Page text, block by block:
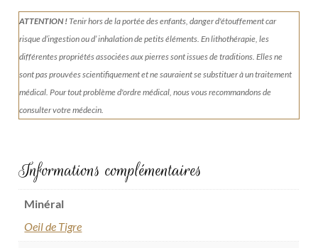
Tigre
ATTENTION !Tenirhors de la portée des enfants, danger d'étouffement car
risque d’ingestion ou d’ inhalation de petits éléments.En lithothérapie, les
différentes propriétés associées aux pierres sont issues de traditions. Elles ne
sont pas prouvées scientifiquement et ne sauraient se substituer à un traitement
médical. Pour tout problème d'ordre médical, nous vous recommandons de
consulter votre médecin.
Informations complémentaires
Minéral
Oeil de Tigre